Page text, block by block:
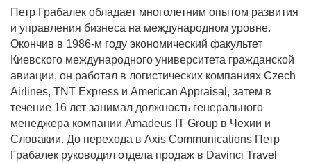
Петр Грабалек обладает многолетним опытом развития
и управления бизнеса на международном уровне.
Окончив в 1986-м году экономический факультет
Киевского международного университета гражданской
авиации, он работал в логистических компаниях Czech
Airlines, TNT Express и American Appraisal, затем в
течение 16 лет занимал должность генерального
менеджера компании Amadeus IT Group в Чехии и
Словакии. До перехода в Axis Communications Петр
Грабалек руководил отдела продаж в Davinci Travel